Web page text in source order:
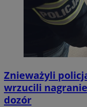
Znieważyli
wrzucili
dozór